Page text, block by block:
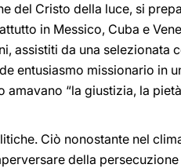
del Cristo della luce, si
in Messico, Cuba e
assistiti da una selezionata
entusiasmo missionario in
“la giustizia, la
Ciò nonostante nel
della persecuzione